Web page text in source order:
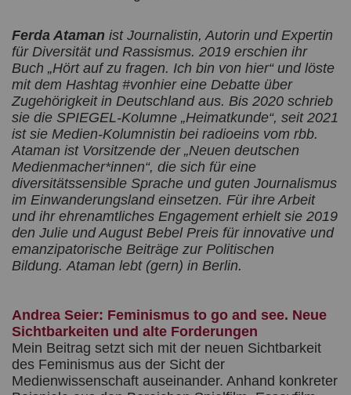
Ferda Ataman ist Journalistin, Autorin und Expertin
für Diversität und Rassismus. 2019 erschien ihr
Buch „Hört auf zu fragen. Ich bin von hier“ und löste
mit dem Hashtag #vonhier eine Debatte über
Zugehörigkeit in Deutschland aus. Bis 2020 schrieb
sie die SPIEGEL-Kolumne „Heimatkunde“, seit 2021
ist sie Medien-Kolumnistin bei radioeins vom rbb.
Ataman ist Vorsitzende der „Neuen deutschen
Medienmacher*innen“, die sich für eine
diversitätssensible Sprache und guten Journalismus
im Einwanderungsland einsetzen. Für ihre Arbeit
und ihr ehrenamtliches Engagement erhielt sie 2019
den Julie und August Bebel Preis für innovative und
emanzipatorische Beiträge zur Politischen
Bildung. Ataman lebt (gern) in Berlin.
Andrea Seier: Feminismus to go and see. Neue
Sichtbarkeiten und alte Forderungen
Mein Beitrag setzt sich mit der neuen Sichtbarkeit
des Feminismus aus der Sicht der
Medienwissenschaft auseinander. Anhand konkreter